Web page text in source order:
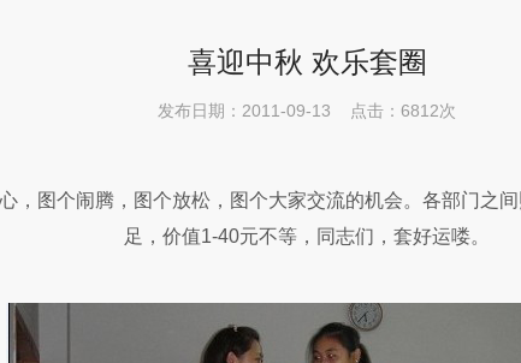
喜迎中秋 欢乐套圈
发布日期：2011-09-13 点击：6812次
图个闹腾，图个放松，图个大家交流的机会。各部门之
足，价值1-40元不等，同志们，套好运喽。